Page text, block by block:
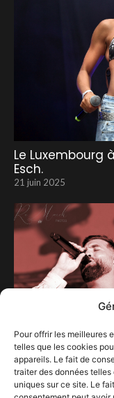
Pour offrir les meilleures
telles que les cookies
appareils. Le fait de
traiter des données
uniques sur ce site. Le
Le Luxembourg
Esch.
21 juin 2025